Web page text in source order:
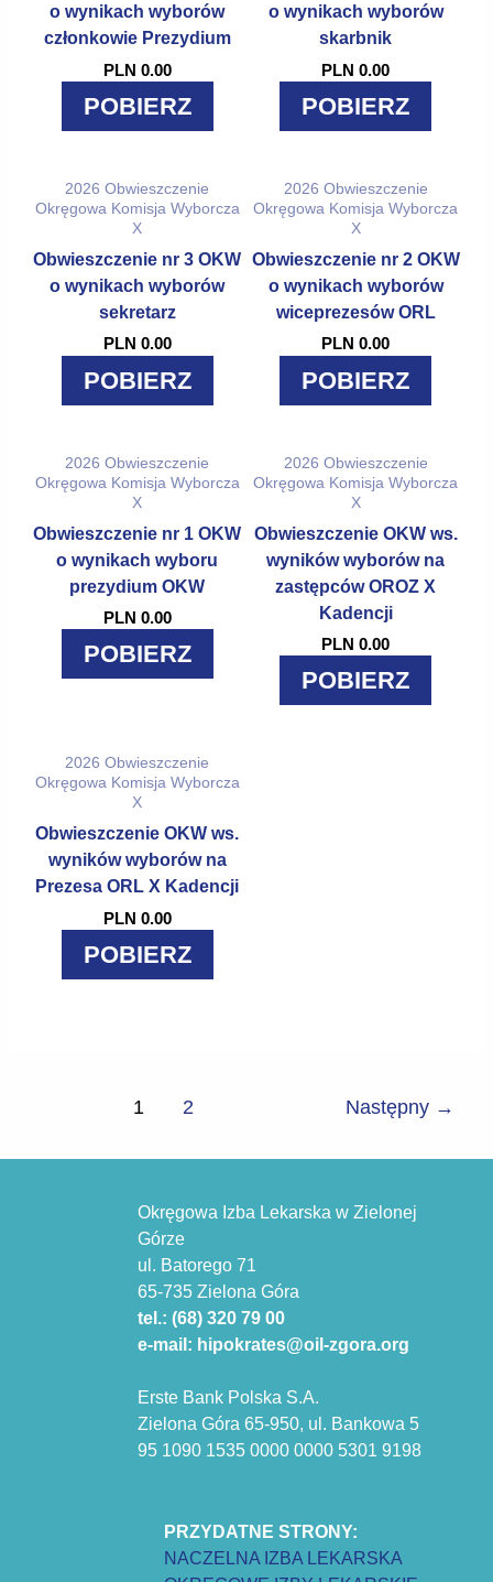
o wynikach wyborów
członkowie Prezydium
PLN 0.00
POBIERZ
o wynikach wyborów
skarbnik
PLN 0.00
POBIERZ
2026Obwieszczenie
Okręgowa Komisja Wyborcza
X
Obwieszczenie nr 3 OKW
o wynikach wyborów
sekretarz
PLN 0.00
POBIERZ
2026 Obwieszczenie
Okręgowa Komisja Wyborcza
X
Obwieszczenie nr 2 OKW
o wynikach wyborów
wiceprezesów ORL
PLN 0.00
POBIERZ
2026Obwieszczenie
Okręgowa Komisja Wyborcza
X
Obwieszczenie nr 1 OKW
o wynikach wyboru
prezydium OKW
PLN 0.00
POBIERZ
2026 Obwieszczenie
Okręgowa Komisja Wyborcza
X
Obwieszczenie OKW ws.
wyników wyborów na
zastępców OROZ X
Kadencji
PLN 0.00
POBIERZ
2026Obwieszczenie
Okręgowa Komisja Wyborcza
X
Obwieszczenie OKW ws.
wyników wyborów na
Prezesa ORL X Kadencji
PLN 0.00
POBIERZ
1 2 Następny →
Okręgowa Izba Lekarska w Zielonej
Górze
ul. Batorego 71
65-735 Zielona Góra
tel.: (68) 320 79 00
e-mail: hipokrates@oil-zgora.org
Erste Bank Polska S.A.
Zielona Góra 65-950, ul. Bankowa 5
95 1090 1535 0000 0000 5301 9198
PRZYDATNE STRONY:
NACZELNA IZBA LEKARSKA